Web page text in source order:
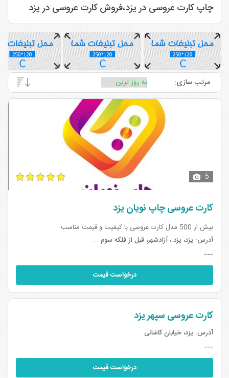
چاپ کارت عروسی در یزد،فروش کارت عروسی در یزد
مرتب سازی:
5
کارت عروسی چاپ نویان یزد
بیش از 500 مدل کارت عروسی با کیفیت و قیمت مناسب
آدرس: یزد، یزد ، آزادشهر، قبل از فلکه سوم ...
---
درخواست قیمت
کارت عروسی سپهر یزد
آدرس: یزد، خیابان کاشانی
---
درخواست قیمت